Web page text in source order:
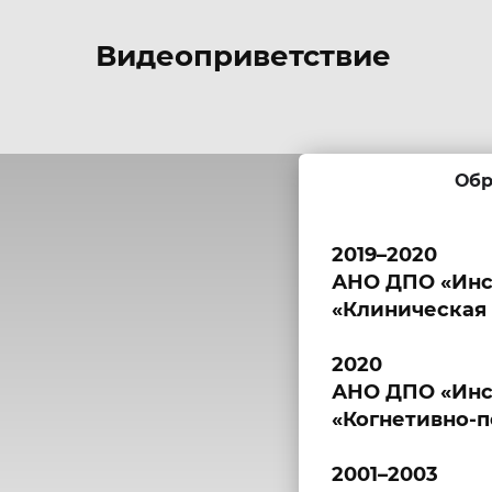
Видеоприветствие
2019–2020
АНО ДПО
2020
АНО ДПО
«Когнетивно-
2001–2003